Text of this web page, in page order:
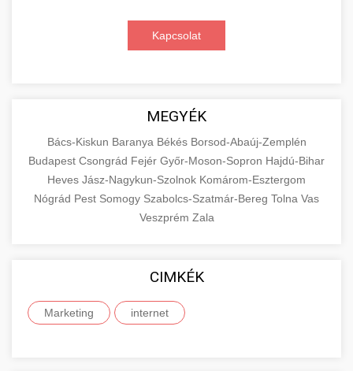
Kapcsolat
MEGYÉK
Bács-Kiskun Baranya Békés Borsod-Abaúj-Zemplén
Budapest Csongrád Fejér Győr-Moson-Sopron Hajdú-Bihar
Heves Jász-Nagykun-Szolnok Komárom-Esztergom
Nógrád Pest Somogy Szabolcs-Szatmár-Bereg Tolna Vas
Veszprém Zala
CIMKÉK
Marketing internet